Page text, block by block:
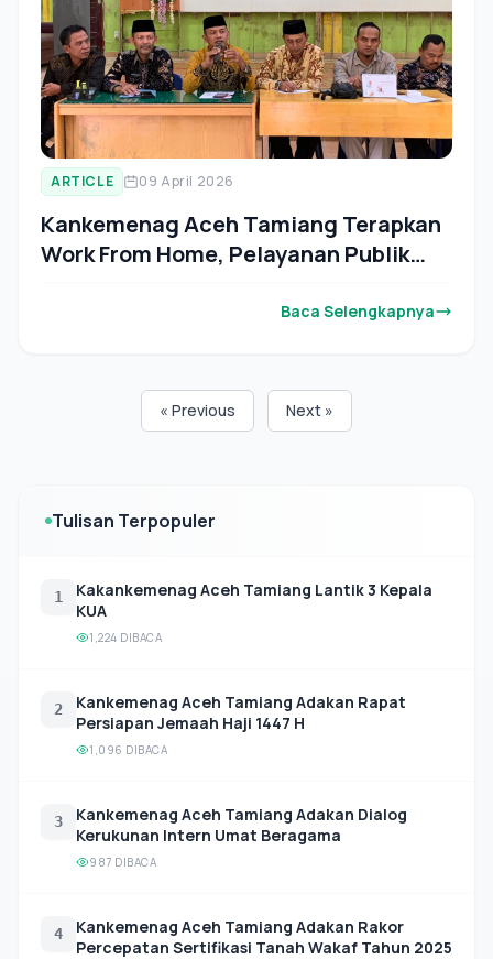
ARTICLE 09 April 2026
Kankemenag Aceh Tamiang Terapkan
Work From Home, Pelayanan Publik
Baca Selengkapnya
« Previous Next »
Tulisan Terpopuler
1
Kakankemenag Aceh Tamiang Lantik 3 Kepala
KUA
1,224 DIBACA
2
Kankemenag Aceh Tamiang Adakan Rapat
Persiapan Jemaah Haji 1447 H
1,096 DIBACA
3
Kankemenag Aceh Tamiang Adakan Dialog
Kerukunan Intern Umat Beragama
987 DIBACA
4
Kankemenag Aceh Tamiang Adakan Rakor
Percepatan Sertifikasi Tanah Wakaf Tahun 2025